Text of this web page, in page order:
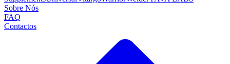
Sobre Nós
FAQ
Contactos